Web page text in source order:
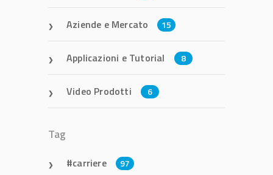
Aziende e Mercato 15
Applicazioni e Tutorial 8
Video Prodotti 6
Tag
carriere 97